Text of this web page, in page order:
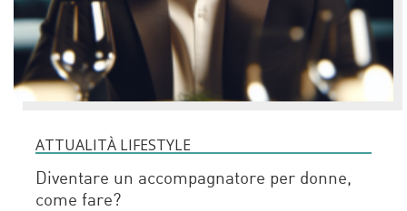
ATTUALITÀ LIFESTYLE
Diventare un accompagnatore per donne,
come fare?